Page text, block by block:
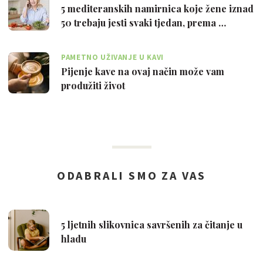
5 mediteranskih namirnica koje žene iznad
50 trebaju jesti svaki tjedan, prema …
PAMETNO UŽIVANJE U KAVI
Pijenje kave na ovaj način može vam
produžiti život